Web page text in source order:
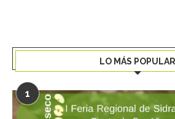
LO MÁS POPULAR
1